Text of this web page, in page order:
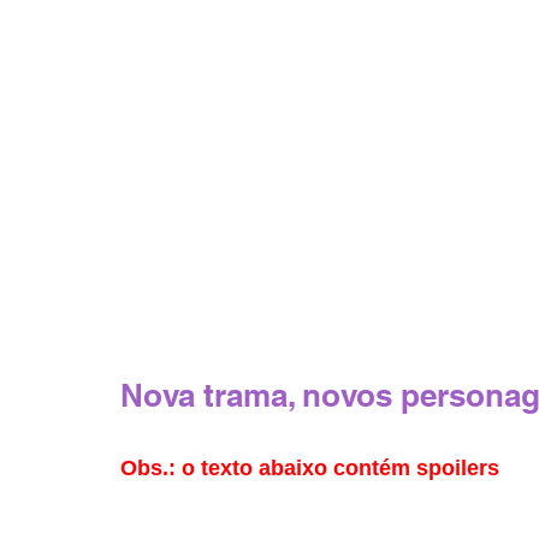
Nova trama, novos
Obs.: o texto abaixo contém spoilers